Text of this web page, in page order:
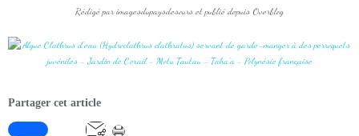
Rédigé par imagesdupaysdesours et publié depuis Overblog
Partager cet article